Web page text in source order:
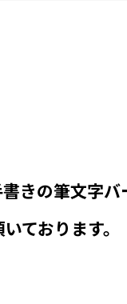
きの筆文字
ております。